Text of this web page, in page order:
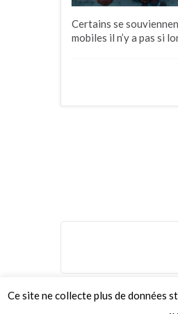
Certains se
mobiles il n’y a pas si
Ce site ne collecte plus de données